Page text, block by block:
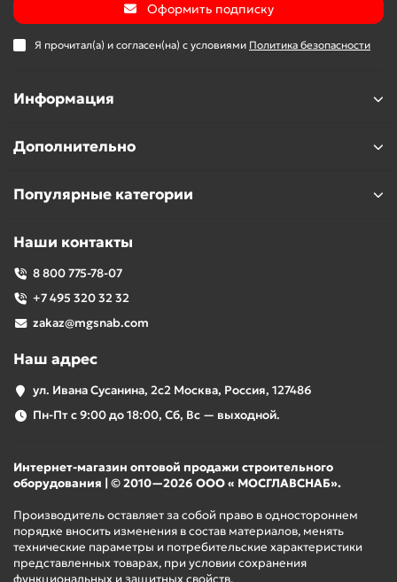
Оформить подписку
Я прочитал(а) и согласен(на) с условиями Политика безопасности
Информация
Дополнительно
Популярные категории
Наши контакты
8 800 775-78-07
+7 495 320 32 32
zakaz@mgsnab.com
Наш адрес
ул. Ивана Сусанина, 2с2 Москва, Россия, 127486
Пн-Пт с 9:00 до 18:00, Сб, Вс — выходной.
Интернет-магазин оптовой продажи строительного
оборудования | © 2010—2026 ООО « МОСГЛАВСНАБ».
Производитель оставляет за собой право в одностороннем
порядке вносить изменения в состав материалов, менять
технические параметры и потребительские характеристики
представленных товарах, при условии сохранения
функциональных и защитных свойств.